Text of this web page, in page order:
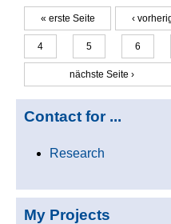
Seiten
« erste Seite ‹
4 5 6
nächste Seite ›
Contact for ...
Research
My Projects